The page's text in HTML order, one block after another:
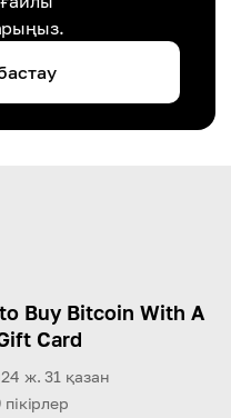
Buy Bitcoin With A
Card
ж. 31 қазан
пікірлер